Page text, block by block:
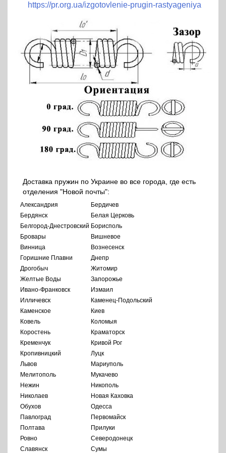
https://pr.org.ua/izgotovlenie-prugin-rastyageniya
Доставка пружин по Украине во все города, где есть
отделения "Новой почты":
Александрия
Бердичев
Бердянск
Белая Церковь
Белгород-Днестровский Борисполь
Бровары
Вишневое
Винница
Вознесенск
Горишние Плавни
Днепр
Дрогобыч
Житомир
Желтые Воды
Запорожье
Ивано-Франковск
Измаил
Илличевск
Каменец-Подольский
Каменское
Киев
Ковель
Коломыя
Коростень
Краматорск
Кременчук
Кривой Рог
Кропивницкий
Луцк
Львов
Мариуполь
Мелитополь
Мукачево
Нежин
Никополь
Николаев
Новая Каховка
Обухов
Одесса
Павлоград
Первомайск
Полтава
Прилуки
Ровно
Северодонецк
Славянск
Сумы